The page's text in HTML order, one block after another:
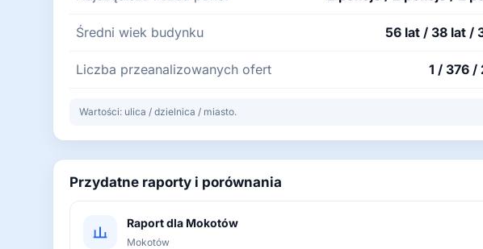
Średni wiek budynku 56 lat / 38 lat /
Liczba przeanalizowanych ofert 1 / 376 /
Wartości: ulica / dzielnica / miasto.
Przydatne raporty i porównania
Raport dla Mokotów
Mokotów